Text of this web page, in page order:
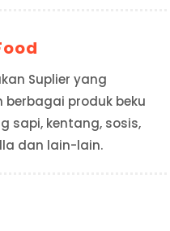
Suplier yang
berbagai produk beku
sapi, kentang, sosis,
dan lain-lain.